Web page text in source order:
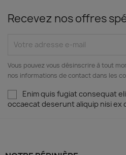
Recevez nos offres
Vous pouvez vous désinscrire à tout
nos informations de contact dans les
Enim quis fugiat consequat
occaecat deserunt aliquip nisi ex